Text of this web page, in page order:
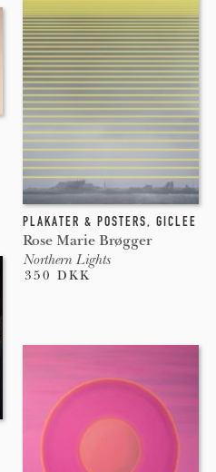
PLAKATER & POSTERS, GICLEE
Rose Marie Brøgger
Northern Lights
350 DKK